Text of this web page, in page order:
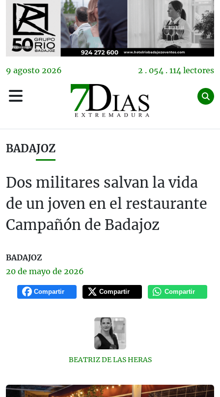
9 agosto 2026 2 . 054 . 114 lectores
BADAJOZ
Dos militares salvan la vida
de un joven en el restaurante
Campañón de Badajoz
BADAJOZ
20 de mayo de 2026
Compartir Compartir Compartir
BEATRIZ DE LAS HERAS